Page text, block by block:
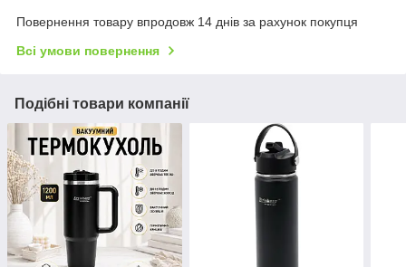
Повернення товару впродовж 14 днів за рахунок покупця
Всі умови повернення
Подібні товари компанії